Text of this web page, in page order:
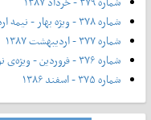
شماره ۳۷۸ - ویژه بهار - نیمه‌ اردیبهشت ۱۳۸۷
شماره ۳۷۷ - اردیبهشت ۱۳۸۷
شماره ۳۷۶ - فروردین - ویژه‌ی نوروز ۱۳۸۷
شماره ۳۷۵ - اسفند ۱۳۸۶